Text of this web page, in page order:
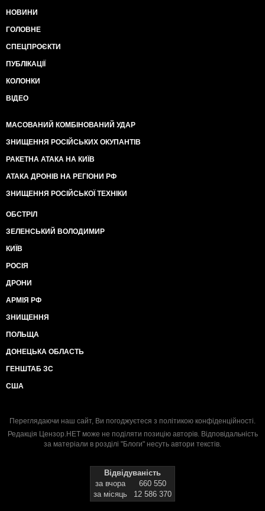
НОВИНИ
ГОЛОВНЕ
СПЕЦПРОЄКТИ
ПУБЛІКАЦІЇ
КОЛОНКИ
ВІДЕО
МАСОВАНИЙ КОМБІНОВАНИЙ УДАР
ЗНИЩЕННЯ РОСІЙСЬКИХ ОКУПАНТІВ
РАКЕТНА АТАКА НА КИЇВ
АТАКА ДРОНІВ НА РЕГІОНИ РФ
ЗНИЩЕННЯ РОСІЙСЬКОЇ ТЕХНІКИ
ОБСТРІЛ
ЗЕЛЕНСЬКИЙ ВОЛОДИМИР
КИЇВ
РОСІЯ
ДРОНИ
АРМІЯ РФ
ЗНИЩЕННЯ
ПОЛЬЩА
ДОНЕЦЬКА ОБЛАСТЬ
ГЕНШТАБ ЗС
США
Переглядаючи наш сайт, Ви погоджуєтеся з політикою конфіденційності.
Редакція Цензор.НЕТ може не поділяти позицію авторів. Відповідальність
за матеріали в розділі "Блоги" несуть автори текстів.
Відвідуваність
за вчора
660 550
за місяць
12 586 370